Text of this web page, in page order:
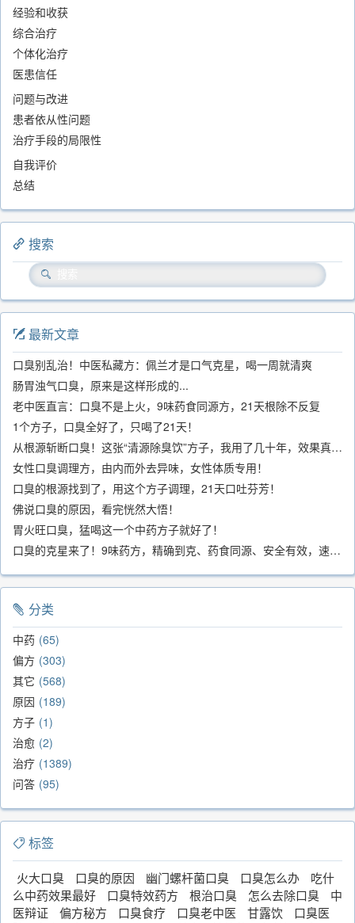
经验和收获
综合治疗
个体化治疗
医患信任
问题与改进
患者依从性问题
治疗手段的局限性
自我评价
总结
搜索
最新文章
口臭别乱治！中医私藏方：佩兰才是口气克星，喝一周就清爽
肠胃浊气口臭，原来是这样形成的...
老中医直言：口臭不是上火，9味药食同源方，21天根除不反复
1个方子，口臭全好了，只喝了21天！
从根源斩断口臭！这张“清源除臭饮”方子，我用了几十年，效果真不错
女性口臭调理方，由内而外去异味，女性体质专用！
口臭的根源找到了，用这个方子调理，21天口吐芬芳！
佛说口臭的原因，看完恍然大悟！
胃火旺口臭，猛喝这一个中药方子就好了！
口臭的克星来了！9味药方，精确到克、药食同源、安全有效，速看！
分类
中药 65
偏方 303
其它 568
原因 189
方子 1
治愈 2
治疗 1389
问答 95
标签
火大口臭 口臭的原因 幽门螺杆菌口臭 口臭怎么办
吃什
么中药效果最好
口臭特效药方 根治口臭 怎么去除口臭
中
医辩证
偏方秘方 口臭食疗 口臭老中医 甘露饮
口臭医